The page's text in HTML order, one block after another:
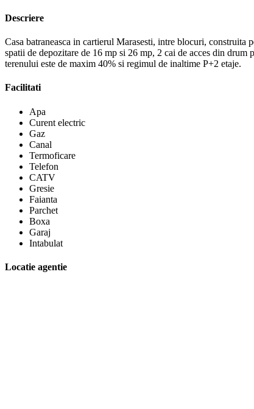
Descriere
Casa batraneasca in cartierul Marasesti, intre blocuri, construita
spatii de depozitare de 16 mp si 26 mp, 2 cai de acces din
terenului este de maxim 40% si regimul de inaltime P+2 etaje.
Facilitati
Apa
Curent electric
Gaz
Canal
Termoficare
Telefon
CATV
Gresie
Faianta
Parchet
Boxa
Garaj
Intabulat
Locatie agentie